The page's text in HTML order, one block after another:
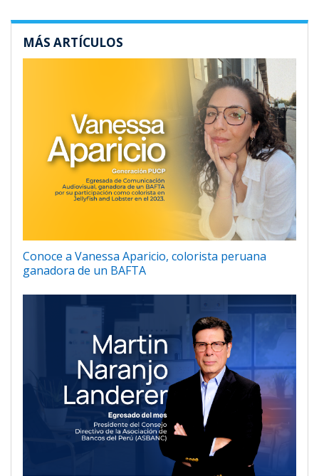
MÁS ARTÍCULOS
Conoce a Vanessa Aparicio, colorista peruana
ganadora de un BAFTA